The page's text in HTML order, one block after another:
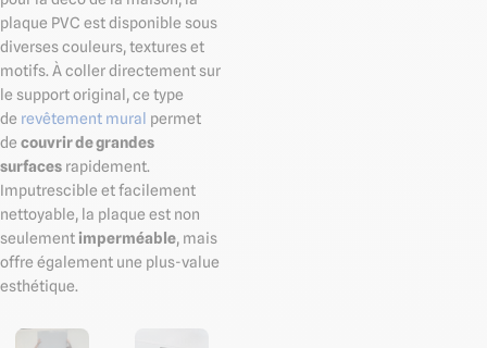
plaque PVC est disponible sous
diverses couleurs, textures et
motifs. À coller directement sur
le support original, ce type
de revêtement mural permet
de couvrir de grandes
surfaces rapidement.
Imputrescible et facilement
nettoyable, la plaque est non
seulementimperméable, mais
offre également une plus-value
esthétique.